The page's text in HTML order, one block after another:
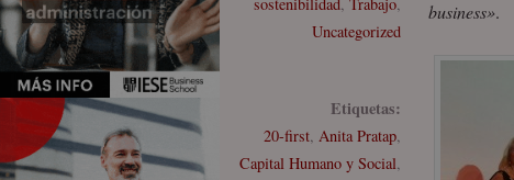
Uncategorized
Etiquetas:
20-first, Anita Pratap,
Capital Humano y Social,
business».